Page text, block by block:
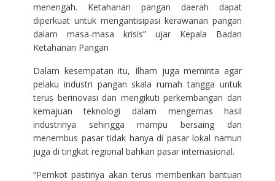
menengah. Ketahanan pangan daerah dapat
diperkuat untuk mengantisipasi kerawanan pangan
dalam masa-masa krisis” ujar Kepala Badan
Ketahanan Pangan
Dalam kesempatan itu, Ilham juga meminta agar
pelaku industri pangan skala rumah tangga untuk
terus berinovasi dan mengikuti perkembangan dan
kemajuan teknologi dalam mengemas hasil
industrinya sehingga mampu bersaing dan
menembus pasar tidak hanya di pasar lokal namun
juga di tingkat regional bahkan pasar internasional.
“Pemkot pastinya akan terus memberikan bantuan